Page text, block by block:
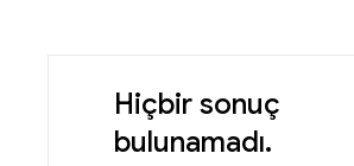
Hiçbir sonuç
bulunamadı.